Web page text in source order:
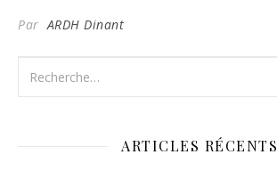
ParARDH Dinant
ARTICLES RÉCENTS